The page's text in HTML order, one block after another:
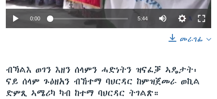
0:00 5:44
መራገፊ
ብኻልእ ወገን እዘን ሰላምን ሓድነትን ዝናፈቓ ኣዴታት፡
ናይ ሰላም ጉዕዘአን ብኸተማ ባህርዳር ከምዝጀመራ ወኪል
ድምጺ ኣሜሪካ ካብ ከተማ ባህርዳር ትገልጽ።